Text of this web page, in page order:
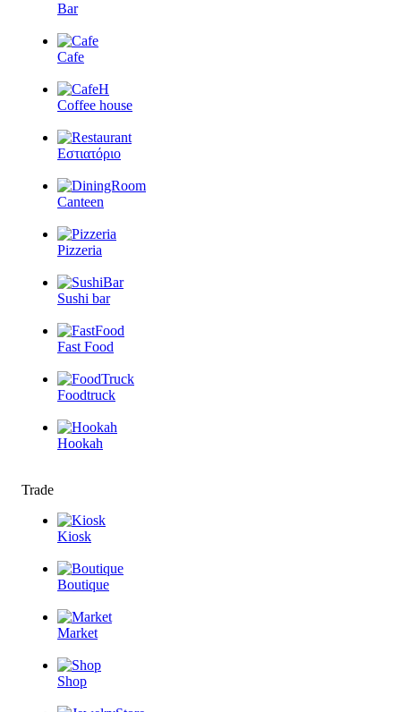
Bar
Cafe
Coffee house
Εστιατόριο
Canteen
Pizzeria
Sushi bar
Fast Food
Foodtruck
Hookah
Trade
Kiosk
Boutique
Market
Shop